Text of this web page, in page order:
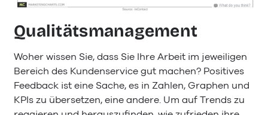
Qualitätsmanagement
Woher wissen Sie, dass Sie Ihre Arbeit im jeweiligen
Bereich des Kundenservice gut machen? Positives
Feedback ist eine Sache, es in Zahlen, Graphen und
KPIs zu übersetzen, eine andere. Um auf Trends zu